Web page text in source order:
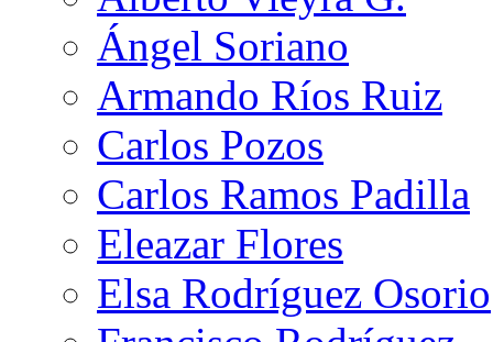
Ángel Soriano
Armando Ríos Ruiz
Carlos Pozos
Carlos Ramos Padilla
Eleazar Flores
Elsa Rodríguez Osorio